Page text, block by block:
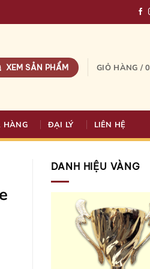
XEM SẢN PHẨM GIỎ HÀNG /0
HÀNG ĐẠI LÝ LIÊN HỆ
DANH HIỆU VÀNG